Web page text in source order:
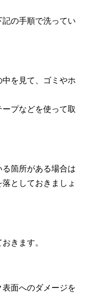
の手順で洗ってい
を見て、ゴミやホ
プなどを使って取
箇所がある場合は
としておきましょ
きます。
面へのダメージを